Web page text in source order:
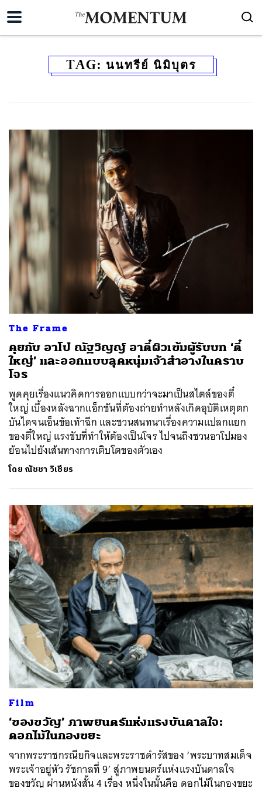
TAG: นนทรีย์ นิมิบุตร
The Frame
คุยกับ อาโป ณัฐวิญญ์ อาตี๋ผิวเข้มผู้รับบท ‘ตี๋
ใหญ่’ และออกแบบลุคหนุ่มเจ้าสำอางในคราบ
โจร
พูดคุยเรื่องแนวคิดการออกแบบกว่าจะมาเป็นสไตล์ของตี๋
ใหญ่ เบื้องหลังฉากแอ็กชันที่ต้องถ่ายทำหลังเกิดอุบัติเหตุตก
บันไดจนเอ็นข้อเท้าฉีก และชวนสนทนาเรื่องความแปลกแยก
ของตี๋ใหญ่ แรงขับที่ทำให้ต้องเป็นโจร ไปจนถึงชวนอาโปมอง
ย้อนไปยังเส้นทางการเติบโตของตัวเอง
โดย ณัชชา วิเชียร
Film
‘ของขวัญ’ ภาพยนตร์แห่งแรงบันดาลใจ:
ดอกไม้ในกองขยะ
จากพระราชกรณียกิจและพระราชดำรัสของ ‘พระบาทสมเด็จ
พระเจ้าอยู่หัว รัชกาลที่ 9’ สู่ภาพยนตร์แห่งแรงบันดาลใจ
ของขวัญ ผ่านหนังสั้น 4 เรื่อง หนึ่งในนั้นคือ ดอกไม้ในกองขยะ